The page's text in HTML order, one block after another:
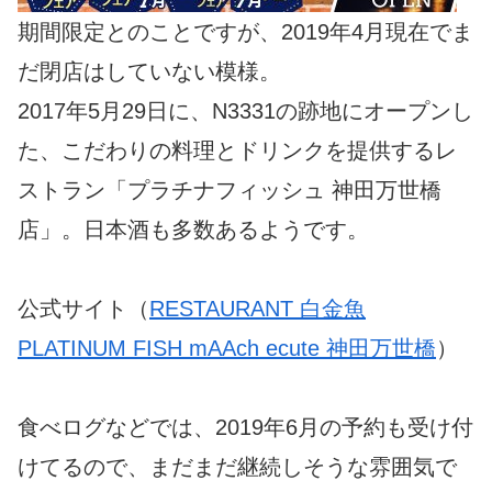
期間限定とのことですが、2019年4月現在でま
だ閉店はしていない模様。
2017年5月29日に、N3331の跡地にオープンし
た、こだわりの料理とドリンクを提供するレ
ストラン「プラチナフィッシュ 神田万世橋
店」。日本酒も多数あるようです。
公式サイト（RESTAURANT 白金魚
PLATINUM FISH mAAch ecute 神田万世橋）
食べログなどでは、2019年6月の予約も受け付
けてるので、まだまだ継続しそうな雰囲気で